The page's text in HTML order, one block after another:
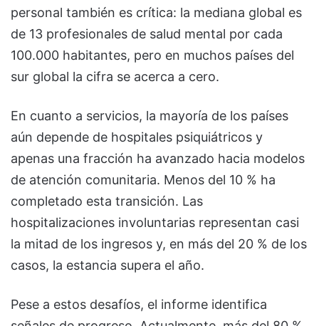
personal también es crítica: la mediana global es
de 13 profesionales de salud mental por cada
100.000 habitantes, pero en muchos países del
sur global la cifra se acerca a cero.
En cuanto a servicios, la mayoría de los países
aún depende de hospitales psiquiátricos y
apenas una fracción ha avanzado hacia modelos
de atención comunitaria. Menos del 10 % ha
completado esta transición. Las
hospitalizaciones involuntarias representan casi
la mitad de los ingresos y, en más del 20 % de los
casos, la estancia supera el año.
Pese a estos desafíos, el informe identifica